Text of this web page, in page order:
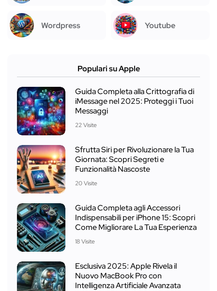
Wordpress Youtube
Populari su Apple
Guida Completa alla Crittografia di
iMessage nel 2025: Proteggi i Tuoi
Messaggi
22 Visite
Sfrutta Siri per Rivoluzionare la Tua
Giornata: Scopri Segreti e
Funzionalità Nascoste
20 Visite
Guida Completa agli Accessori
Indispensabili per iPhone 15: Scopri
Come Migliorare La Tua Esperienza
18 Visite
Esclusiva 2025: Apple Rivela il
Nuovo MacBook Pro con
Intelligenza Artificiale Avanzata